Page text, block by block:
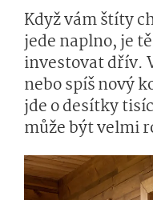
Když vám štíty
jede naplno, je
investovat dřív.
nebo spíš nový
jde o desítky
může být velmi